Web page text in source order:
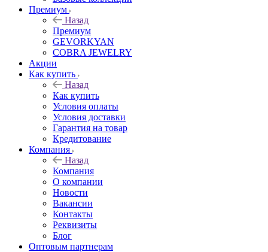
Премиум
Назад
Премиум
GEVORKYAN
COBRA JEWELRY
Акции
Как купить
Назад
Как купить
Условия оплаты
Условия доставки
Гарантия на товар
Кредитование
Компания
Назад
Компания
О компании
Новости
Вакансии
Контакты
Реквизиты
Блог
Оптовым партнерам